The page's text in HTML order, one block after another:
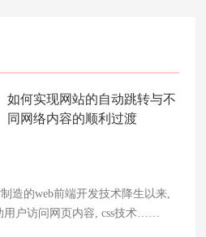
如何实现网站的自动跳转与不
同网络内容的顺利过渡
造的web前端开发技术降生以来,
用户访问网页内容, css技术……